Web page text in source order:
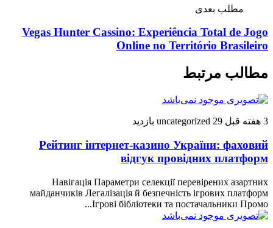
مطلب بعدی
Vegas Hunter Cassino: Experiência Total de Jogo
Online no Território Brasileiro
مطالب مرتبط
3 هفته قبل uncategorized 29 بازدید
Рейтинг інтернет-казино України: фаховий
відгук провідних платформ
Навігація Параметри селекції перевірених азартних
майданчиків Легалізація й безпечність ігрових платформ
Ігрові бібліотеки та постачальники Промо...